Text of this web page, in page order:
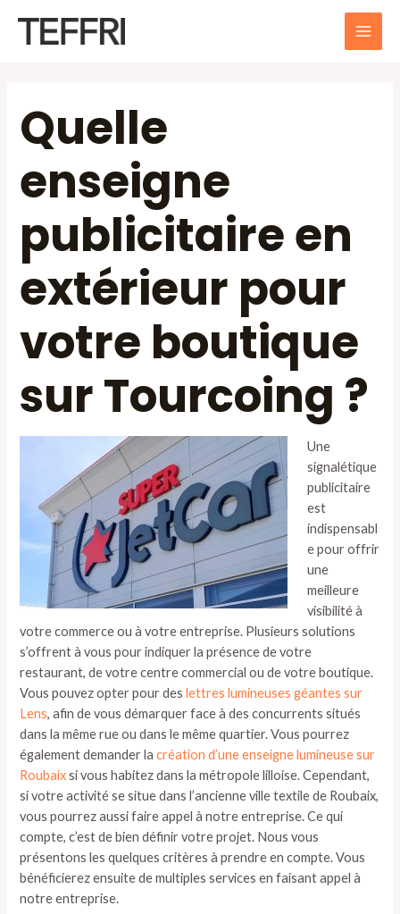
Quelle
enseigne
publicitaire en
extérieur pour
votre boutique
sur Tourcoing ?
Une
signalétique
publicitaire
est
indispensabl
e pour offrir
une
meilleure
visibilité à
votre commerce ou à votre entreprise. Plusieurs solutions
s’offrent à vous pour indiquer la présence de votre
restaurant, de votre centre commercial ou de votre boutique.
Vous pouvez opter pour deslettres lumineuses géantes sur
Lens, afin de vous démarquer face à des concurrents situés
dans la même rue ou dans le même quartier. Vous pourrez
également demander lacréation d’une enseigne lumineuse sur
Roubaixsi vous habitez dans la métropole lilloise. Cependant,
si votre activité se situe dans l’ancienne ville textile de Roubaix,
vous pourrez aussi faire appel à notre entreprise. Ce qui
compte, c’est de bien définir votre projet. Nous vous
présentons les quelques critères à prendre en compte. Vous
bénéficierez ensuite de multiples services en faisant appel à
notre entreprise.